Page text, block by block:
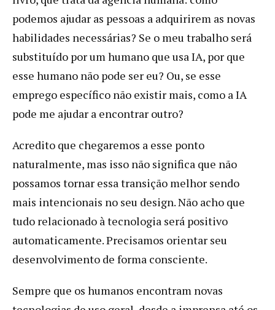
podemos ajudar as pessoas a adquirirem as novas
habilidades necessárias? Se o meu trabalho será
substituído por um humano que usa IA, por que
esse humano não pode ser eu? Ou, se esse
emprego específico não existir mais, como a IA
pode me ajudar a encontrar outro?
Acredito que chegaremos a esse ponto
naturalmente, mas isso não significa que não
possamos tornar essa transição melhor sendo
mais intencionais no seu design. Não acho que
tudo relacionado à tecnologia será positivo
automaticamente. Precisamos orientar seu
desenvolvimento de forma consciente.
Sempre que os humanos encontram novas